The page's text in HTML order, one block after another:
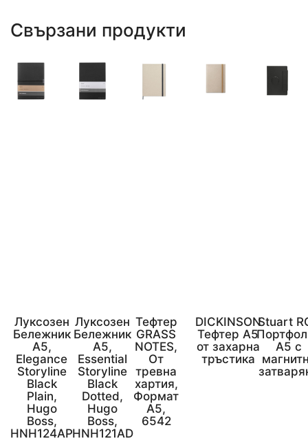
Свързани продукти
Луксозен
Бележник
А5,
Elegance
Storyline
Black
Plain,
Hugo
Boss,
HNH124AP
Луксозен
Бележник
А5,
Essential
Storyline
Black
Dotted,
Hugo
Boss,
HNH121AD
Тефтер
GRASS
NOTES,
От
тревна
хартия,
Формат
А5,
6542
DICKINSON
Тефтер A5
от захарна
тръстика
Stuart
А5 с